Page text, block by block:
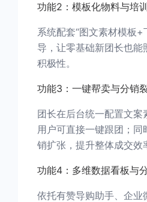
功能2：模板化物料与培
系统配套“图文素材模板
导，让零基础新团长也
积极性。
功能3：一键帮卖与分销
团长在后台统一配置文案
用户可直接一键跟团；同
销扩张，提升整体成交效
功能4：多维数据看板与
依托有赞导购助手、企